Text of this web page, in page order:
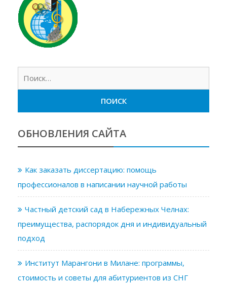
ОБНОВЛЕНИЯ САЙТА
Как заказать диссертацию: помощь
профессионалов в написании научной работы
Частный детский сад в Набережных Челнах:
преимущества, распорядок дня и индивидуальный
подход
Институт Марангони в Милане: программы,
стоимость и советы для абитуриентов из СНГ